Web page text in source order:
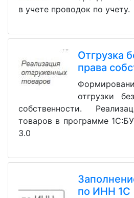
в учете проводок по учету.
Отгрузка
права
отгрузки
собственности.
товаров в программе
3.0
по ИНН 1С